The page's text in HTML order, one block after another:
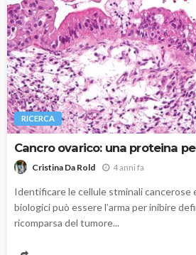
RICERCA
Cancro ovarico: una proteina
Cristina Da Rold 4 anni fa
Identificare le cellule stminali cancerose
biologici può essere l’arma per inibire
ricomparsa del tumore...